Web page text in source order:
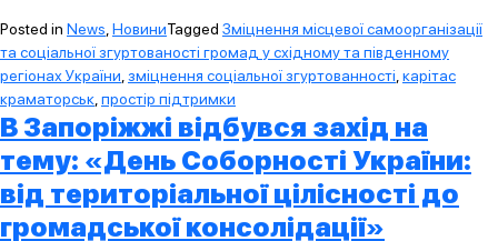
Posted in News,НовиниTagged Зміцнення місцевої самоорганізації
та соціальної згуртованості громад у східному та південному
регіонах України,зміцнення соціальної згуртованності,карітас
краматорськ,простір підтримки
В Запоріжжі відбувся захід на
тему: «День Соборності України:
від територіальної цілісності до
громадської консолідації»